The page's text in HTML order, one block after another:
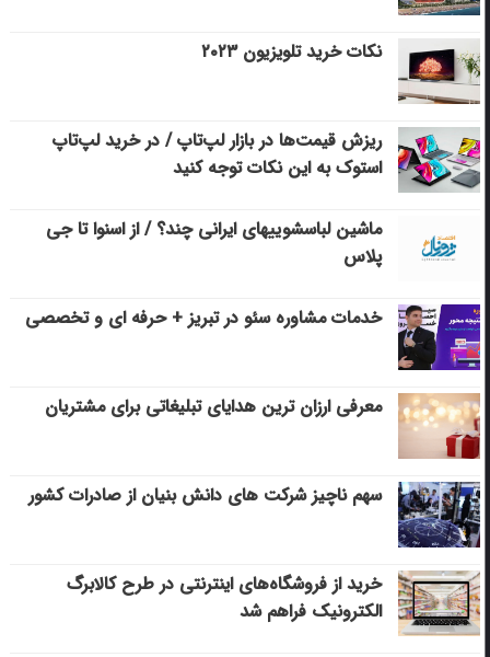
نکات خرید تلویزیون ۲۰۲۳
ریزش قیمت‌ها در بازار لپ‌تاپ / در خرید لپ‌تاپ
استوک به این نکات توجه کنید
ماشین لباسشویی‎های ایرانی چند؟ / از اسنوا تا جی
پلاس
خدمات مشاوره سئو در تبریز + حرفه ای و تخصصی
معرفی ارزان ترین هدایای تبلیغاتی برای مشتریان
سهم ناچیز شرکت های دانش بنیان از صادرات کشور
خرید از فروشگاه‌های اینترنتی در طرح کالابرگ
الکترونیک فراهم شد